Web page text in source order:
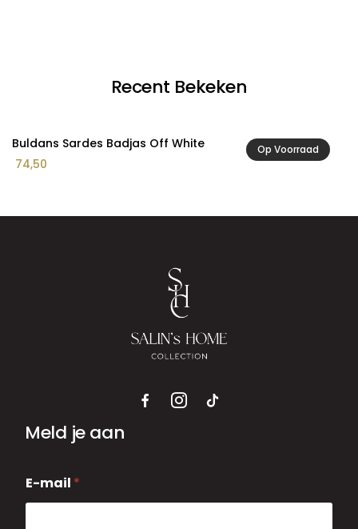
Recent Bekeken
Op Voorraad
Buldans Sardes Badjas Off White
74,50
Meld je aan
-
m
E-mail *